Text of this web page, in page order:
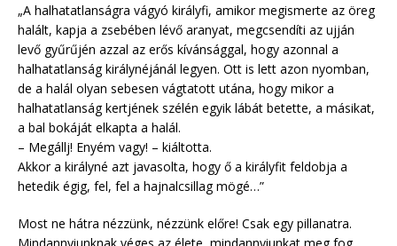
„A halhatatlanságra vágyó királyfi, amikor megismerte az öreg
halált, kapja a zsebében lévő aranyat, megcsendíti az ujján
levő gyűrűjén azzal az erős kívánsággal, hogy azonnal a
halhatatlanság királynéjánál legyen. Ott is lett azon nyomban,
de a halál olyan sebesen vágtatott utána, hogy mikor a
halhatatlanság kertjének szélén egyik lábát betette, a másikat,
a bal bokáját elkapta a halál.
– Megállj! Enyém vagy! – kiáltotta.
Akkor a királyné azt javasolta, hogy ő a királyfit feldobja a
hetedik égig, fel, fel a hajnalcsillag mögé…”
Most ne hátra nézzünk, nézzünk előre! Csak egy pillanatra.